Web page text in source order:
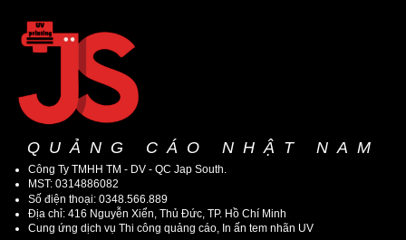
QUẢNG CÁO NHẬT NAM
Công Ty TMHH TM - DV - QC Jap South.
MST: 0314886082
Số điện thoại: 0348.566.889
Địa chỉ: 416 Nguyễn Xiển, Thủ Đức, TP. Hồ Chí Minh
Cung ứng dịch vụ Thi công quảng cáo, In ấn tem nhãn UV